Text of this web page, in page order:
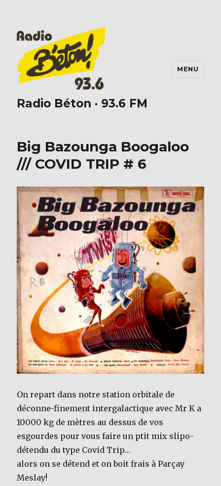
Radio Béton · 93.6 FM
MENU
Big Bazounga Boogaloo
/// COVID TRIP # 6
On repart dans notre station orbitale de
déconne-finement intergalactique avec Mr K a
10000 kg de mètres au dessus de vos
esgourdes pour vous faire un ptit mix slipo-
détendu du type Covid Trip…
alors on se détend et on boit frais à Parçay
Meslay!